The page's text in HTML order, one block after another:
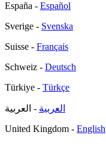
España - Español
Sverige - Svenska
Suisse - Français
Schweiz - Deutsch
Türkiye - Türkçe
العربية - العربية
United Kingdom - English